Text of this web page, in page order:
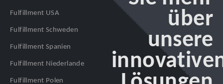
Fulfillment USA
Fulfillment Schweden
Fulfillment Spanien
Fulfillment Niederlande
Fulfillment Polen
über
unsere